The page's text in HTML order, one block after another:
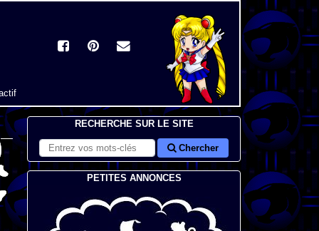
RECHERCHE SUR LE SITE
Chercher
PETITES ANNONCES